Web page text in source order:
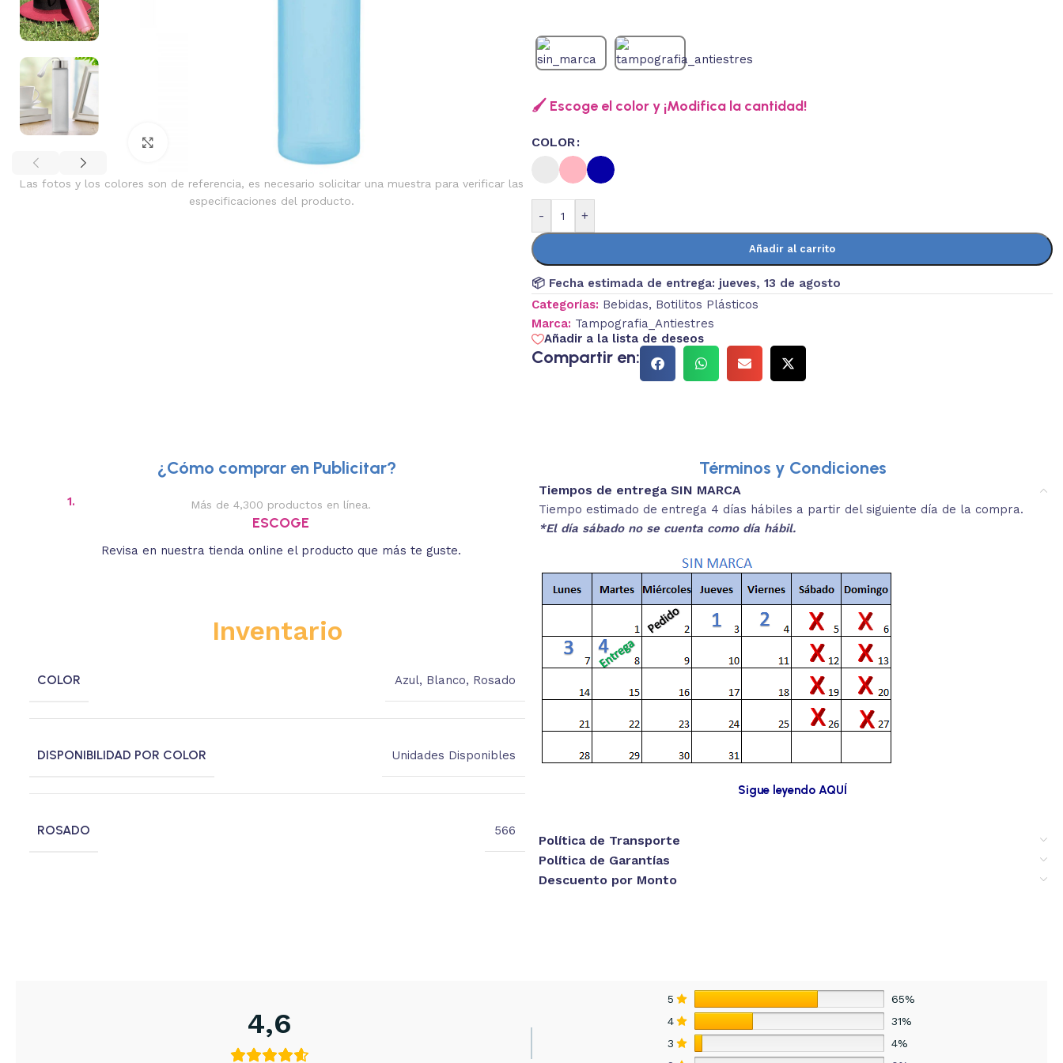
Las fotos y los colores son de referencia, es necesario solicitar una muestra para verificar las
especificaciones del producto.
🖌️ Escoge el color y ¡Modifica la cantidad!
COLOR
- +
Añadir al carrito
📦 Fecha estimada de entrega: jueves, 13 de agosto
Categorías: Bebidas, Botilitos Plásticos
Marca: Tampografia_Antiestres
Añadir a la lista de deseos
Compartir en:
¿Cómo comprar en Publicitar?
1. Más de 4,300 productos en línea.
ESCOGE
Revisa en nuestra tienda online el producto que más te guste.
Descripciones breves y medidas aproximadas.
REVISA
estás buscando.
3.
Inventario
COLOR Azul, Blanco, Rosado
DISPONIBILIDAD POR COLOR Unidades Disponibles
ROSADO 566
Términos y Condiciones
Tiempos de entrega SIN MARCA
Tiempo estimado de entrega 4 días hábiles a partir del siguiente día de la compra.
*El día sábado no se cuenta como día hábil.
Sigue leyendo AQUÍ
Política de Transporte
Política de Garantías
Descuento por Monto
4,6
5
65%
4
31%
3
4%